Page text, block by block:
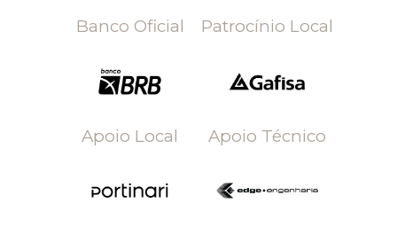
Banco Oficial Patrocínio Local
Apoio Local Apoio Técnico